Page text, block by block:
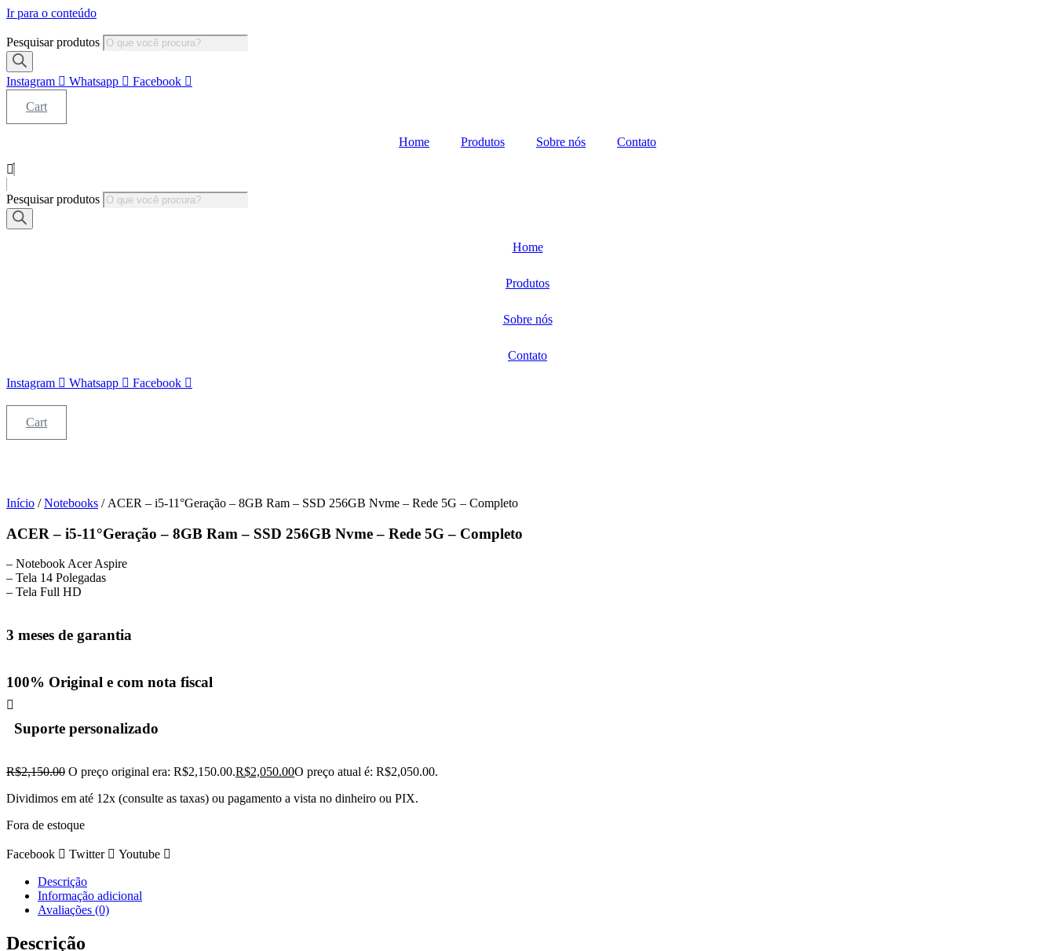
Ir para o conteúdo
Pesquisar produtos
Instagram Whatsapp
Facebook
Cart
Home Produtos Sobre nós Contato
Pesquisar produtos
Home
Produtos
Sobre nós
Contato
Instagram Whatsapp Facebook
Cart
Início /Notebooks / ACER – i5-11°Geração – 8GB Ram – SSD 256GB Nvme – Rede 5G – Completo
ACER – i5-11°Geração – 8GB Ram – SSD 256GB Nvme – Rede 5G – Completo
– Notebook Acer Aspire
– Tela 14 Polegadas
– Tela Full HD
3 meses de garantia
100% Original e com nota fiscal
Suporte personalizado
R$2,150.00 O preço original era: R$2,150.00.R$2,050.00O preço atual é: R$2,050.00.
Dividimos em até 12x (consulte as taxas) ou pagamento a vista no dinheiro ou PIX.
Fora de estoque
Facebook Twitter Youtube
Descrição
Informação adicional
Avaliações (0)
Descrição